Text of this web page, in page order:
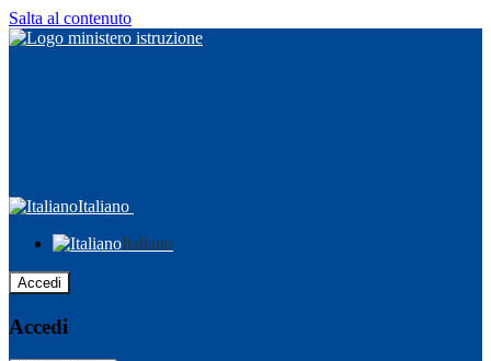
Salta al contenuto
Italiano
Italiano
Accedi
Accedi